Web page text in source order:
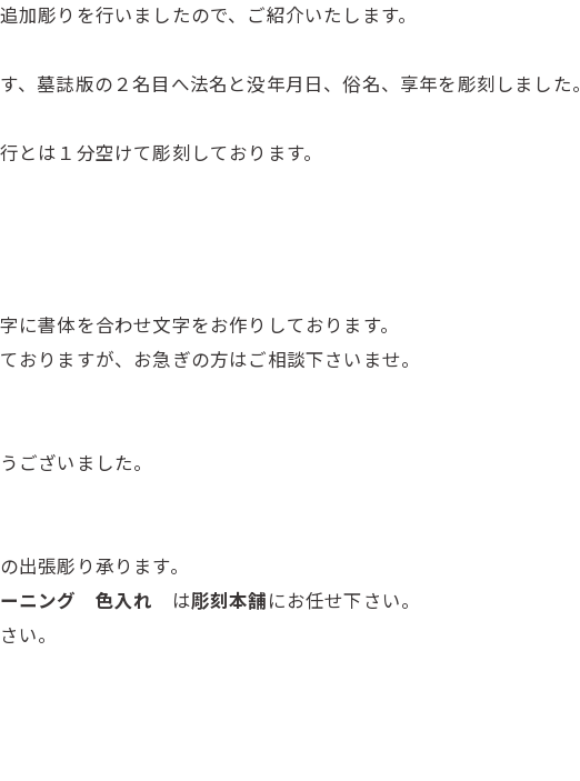
加彫りを行いましたので、ご紹介いたします。
、墓誌版の２名目へ法名と没年月日、俗名、享年を彫刻しました。
とは１分空けて彫刻しております。
に書体を合わせ文字をお作りしております。
おりますが、お急ぎの方はご相談下さいませ。
ございました。
張彫り承ります。
ニング 色入れ は彫刻本舗にお任せ下さい。
い。